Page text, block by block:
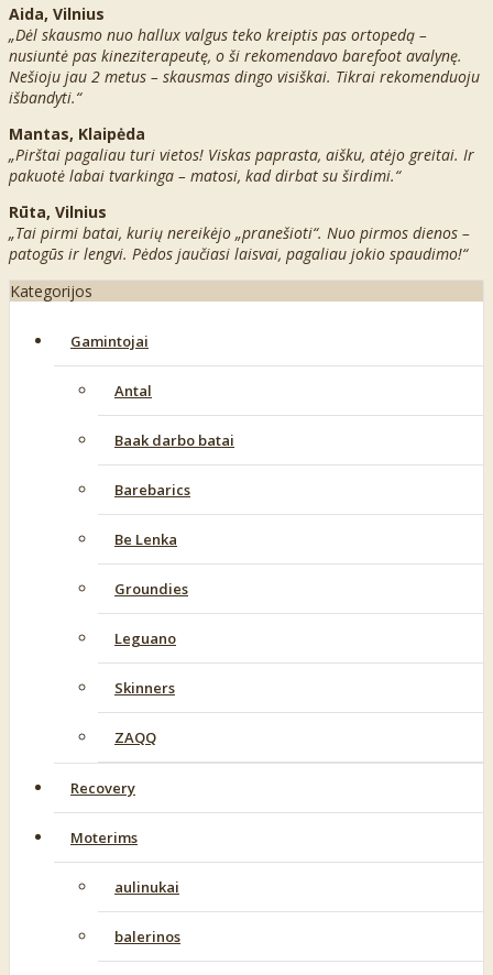
Aida, Vilnius
„Dėl skausmo nuo hallux valgus teko kreiptis pas ortopedą –
nusiuntė pas kineziterapeutę, o ši rekomendavo barefoot avalynę.
Nešioju jau 2 metus – skausmas dingo visiškai. Tikrai rekomenduoju
išbandyti.“
Mantas, Klaipėda
„Pirštai pagaliau turi vietos! Viskas paprasta, aišku, atėjo greitai. Ir
pakuotė labai tvarkinga – matosi, kad dirbat su širdimi.“
Rūta, Vilnius
„Tai pirmi batai, kurių nereikėjo „pranešioti“. Nuo pirmos dienos –
patogūs ir lengvi. Pėdos jaučiasi laisvai, pagaliau jokio spaudimo!“
Kategorijos
Gamintojai
Antal
Baak darbo batai
Barebarics
Be Lenka
Groundies
Leguano
Skinners
ZAQQ
Recovery
Moterims
aulinukai
balerinos